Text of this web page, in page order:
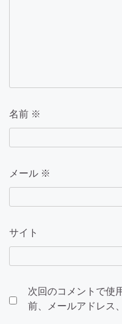
名前 ※
メール ※
サイト
次回のコメントで使
前、メールアドレス